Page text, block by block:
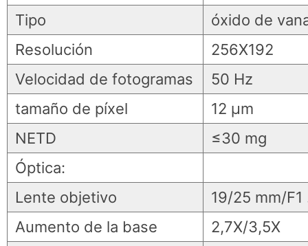
Tipo
óxido de
Resolución
256X192
Velocidad de fotogramas
50 Hz
tamaño de píxel
12 μm
NETD
≤30 mg
Óptica:
Lente objetivo
19/25 mm/F1
Aumento de la base
2,7X/3,5X